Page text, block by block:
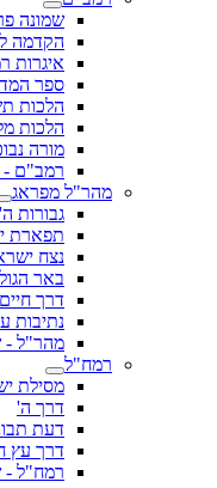
שמונה
הקדמה
איגרות
ספר
הלכות
הלכות
מורה
רמב"ם -
מהר"ל מפראג
גבורות ה'
תפארת
נצח
באר
דרך חיים
נתיבות
מהר"ל -
רמח"ל
מסילת
דרך ה'
דעת
דרך עץ
רמח"ל -